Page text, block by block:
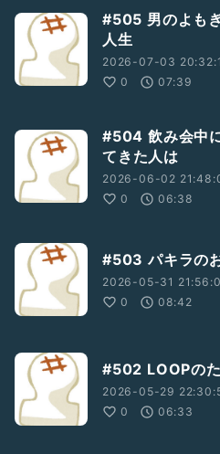
#505 男のよも
人生
2026-07-03
0
07:39
#504 飲み会中
てきた人は
2026-06-02
0
06:38
#503 パキラの
2026-05-31
0
08:42
#502 LOOPの
2026-05-29
0
06:33